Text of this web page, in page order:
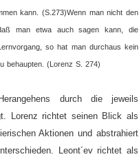
kann. (S.273)Wenn man nicht den
man etwa auch sagen kann, die
so hat man durchaus kein
behaupten. (Lorenz S. 274)
durch die jeweils
Lorenz richtet seinen Blick als
Aktionen und abstrahiert
Leont´ev richtet als